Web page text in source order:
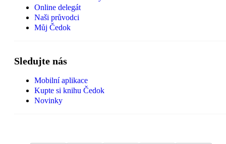
Online delegát
Naši průvodci
Můj Čedok
Sledujte nás
Mobilní aplikace
Kupte si knihu Čedok
Novinky